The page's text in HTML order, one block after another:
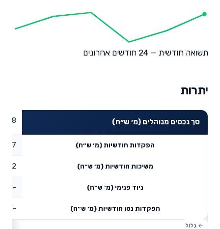
תשואה חודשית — 24 חודשים אחרונים
יתרות
סך נכסים מנוהלים (מ׳ ש״ח) 8.38
הפקדות חודשיות (מ׳ ש״ח) 0.07
משיכות חודשיות (מ׳ ש״ח) 0.2
ניוד פנימי (מ׳ ש״ח) -0.02
הפקדות נטו חודשיות (מ׳ ש״ח) -0.15